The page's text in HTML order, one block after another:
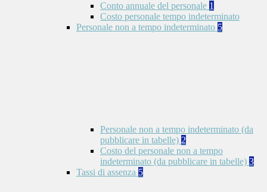
Conto annuale del personale 1
Costo personale tempo indeterminato
Personale non a tempo indeterminato 5
Personale non a tempo indeterminato (da
pubblicare in tabelle) 2
Costo del personale non a tempo
indeterminato (da pubblicare in tabelle) 3
Tassi di assenza 5